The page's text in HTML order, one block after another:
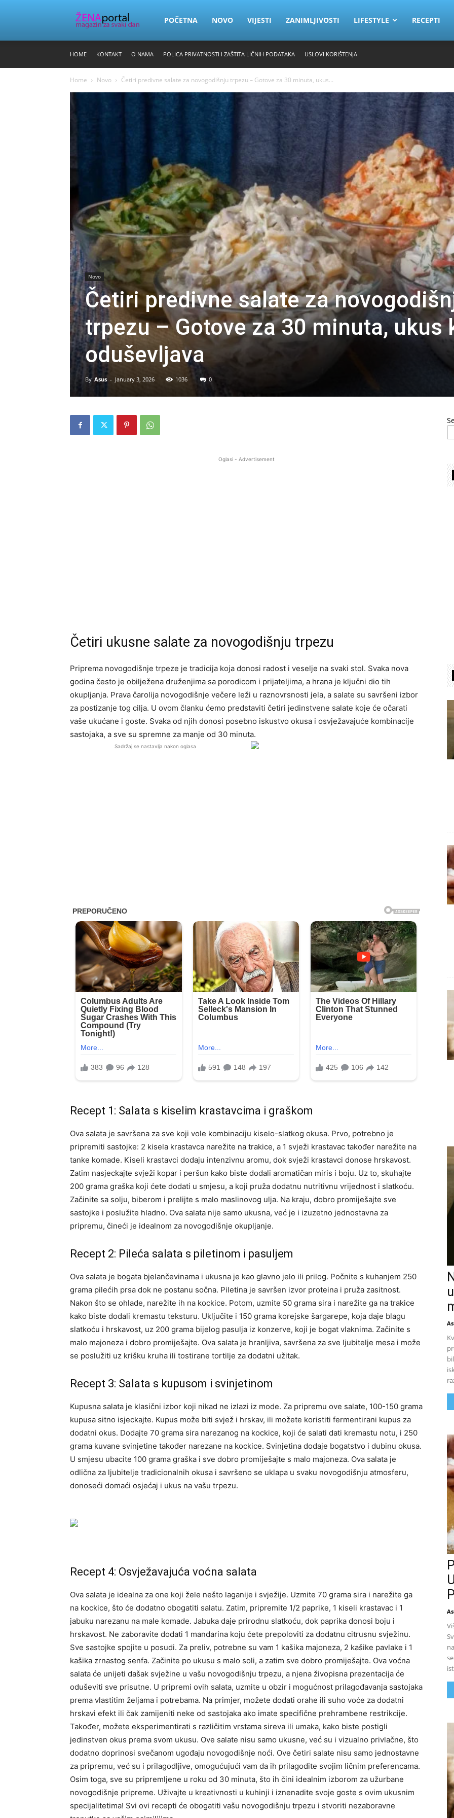
Zena
POČETNA NOVO VIJESTI ZANIMLJIVOSTI LIFESTYLE RECEPTI
HOME KONTAKT O NAMA POLICA PRIVATNOSTI I ZAŠTITA LIČNIH PODATAKA USLOVI KORIŠTENJA
Home Novo Četiri predivne salate za novogodišnju trpezu – Gotove za 30 minuta, ukus...
Novo
Četiri predivne salate za
trpezu – Gotove za 30 minuta, ukus
oduševljava
By Asus - January 3, 2026 1036 0
Oglasi - Advertisement
Četiri ukusne salate za novogodišnju trpezu
Priprema novogodišnje trpeze je tradicija koja donosi radost i veselje na svaki stol. Svaka nova
godina često je obilježena druženjima sa porodicom i prijateljima, a hrana je ključni dio tih
okupljanja. Prava čarolija novogodišnje večere leži u raznovrsnosti jela, a salate su savršeni izbor
za postizanje tog cilja. U ovom članku ćemo predstaviti četiri jedinstvene salate koje će očarati
vaše ukućane i goste. Svaka od njih donosi posebno iskustvo okusa i osvježavajuće kombinacije
sastojaka, a sve su spremne za manje od 30 minuta.
Sadržaj se nastavlja nakon oglasa
Recept 1: Salata s kiselim krastavcima i graškom
Ova salata je savršena za sve koji vole kombinaciju kiselo-slatkog okusa. Prvo, potrebno je
pripremiti sastojke: 2 kisela krastavca narežite na trakice, a 1 svježi krastavac također narežite na
tanke komade. Kiseli krastavci dodaju intenzivnu aromu, dok svježi krastavci donose hrskavost.
Zatim nasjeckajte svježi kopar i peršun kako biste dodali aromatičan miris i boju. Uz to, skuhajte
200 grama graška koji ćete dodati u smjesu, a koji pruža dodatnu nutritivnu vrijednost i slatkoću.
Začinite sa solju, biberom i prelijte s malo maslinovog ulja. Na kraju, dobro promiješajte sve
sastojke i poslužite hladno. Ova salata nije samo ukusna, već je i izuzetno jednostavna za
pripremu, čineći je idealnom za novogodišnje okupljanje.
Recept 2: Pileća salata s piletinom i pasuljem
Ova salata je bogata bjelančevinama i ukusna je kao glavno jelo ili prilog. Počnite s kuhanjem 250
grama pilećih prsa dok ne postanu sočna. Piletina je savršen izvor proteina i pruža zasitnost.
Nakon što se ohlade, narežite ih na kockice. Potom, uzmite 50 grama sira i narežite ga na trakice
kako biste dodali kremastu teksturu. Uključite i 150 grama korejske šargarepe, koja daje blagu
slatkoću i hrskavost, uz 200 grama bijelog pasulja iz konzerve, koji je bogat vlaknima. Začinite s
malo majoneza i dobro promiješajte. Ova salata je hranljiva, savršena za sve ljubitelje mesa i može
se poslužiti uz krišku kruha ili tostirane tortilje za dodatni užitak.
Recept 3: Salata s kupusom i svinjetinom
Kupusna salata je klasični izbor koji nikad ne izlazi iz mode. Za pripremu ove salate, 100-150 grama
kupusa sitno isjeckajte. Kupus može biti svjež i hrskav, ili možete koristiti fermentirani kupus za
dodatni okus. Dodajte 70 grama sira narezanog na kockice, koji će salati dati kremastu notu, i 250
grama kuvane svinjetine također narezane na kockice. Svinjetina dodaje bogatstvo i dubinu okusa.
U smjesu ubacite 100 grama graška i sve dobro promiješajte s malo majoneza. Ova salata je
odlična za ljubitelje tradicionalnih okusa i savršeno se uklapa u svaku novogodišnju atmosferu,
donoseći domaći osjećaj i ukus na vašu trpezu.
Recept 4: Osvježavajuća voćna salata
Ova salata je idealna za one koji žele nešto laganije i svježije. Uzmite 70 grama sira i narežite ga
na kockice, što će dodatno obogatiti salatu. Zatim, pripremite 1/2 paprike, 1 kiseli krastavac i 1
jabuku narezanu na male komade. Jabuka daje prirodnu slatkoću, dok paprika donosi boju i
hrskavost. Ne zaboravite dodati 1 mandarina koju ćete prepoloviti za dodatnu citrusnu svježinu.
Sve sastojke spojite u posudi. Za preliv, potrebne su vam 1 kašika majoneza, 2 kašike pavlake i 1
kašika zrnastog senfa. Začinite po ukusu s malo soli, a zatim sve dobro promiješajte. Ova voćna
salata će unijeti dašak svježine u vašu novogodišnju trpezu, a njena živopisna prezentacija će
oduševiti sve prisutne. U pripremi ovih salata, uzmite u obzir i mogućnost prilagođavanja sastojaka
prema vlastitim željama i potrebama. Na primjer, možete dodati orahe ili suho voće za dodatni
hrskavi efekt ili čak zamijeniti neke od sastojaka ako imate specifične prehrambene restrikcije.
Također, možete eksperimentirati s različitim vrstama sireva ili umaka, kako biste postigli
jedinstven okus prema svom ukusu. Ove salate nisu samo ukusne, već su i vizualno privlačne, što
dodatno doprinosi svečanom ugođaju novogodišnje noći. Ove četiri salate nisu samo jednostavne
za pripremu, već su i prilagodljive, omogućujući vam da ih prilagodite svojim ličnim preferencama.
Osim toga, sve su pripremljene u roku od 30 minuta, što ih čini idealnim izborom za užurbane
novogodišnje pripreme. Uživajte u kreativnosti u kuhinji i iznenadite svoje goste s ovim ukusnim
specijalitetima! Svi ovi recepti će obogatiti vašu novogodišnju trpezu i stvoriti nezaboravne